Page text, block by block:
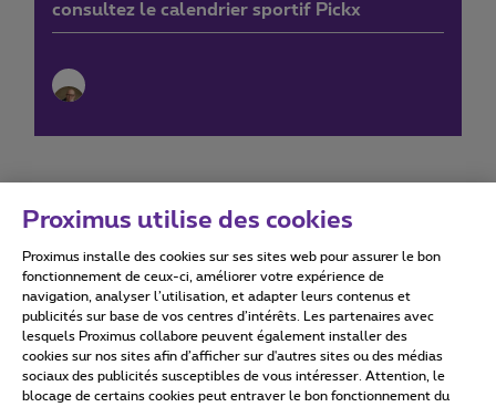
consultez le calendrier sportif Pickx
Conditions d'utilisation Accessibility statement
Tous droits réservés. © 2026 Proximus
Proximus utilise des cookies
Proximus installe des cookies sur ses sites web pour assurer le bon
fonctionnement de ceux-ci, améliorer votre expérience de
navigation, analyser l’utilisation, et adapter leurs contenus et
publicités sur base de vos centres d’intérêts. Les partenaires avec
lesquels Proximus collabore peuvent également installer des
cookies sur nos sites afin d’afficher sur d'autres sites ou des médias
sociaux des publicités susceptibles de vous intéresser. Attention, le
blocage de certains cookies peut entraver le bon fonctionnement du